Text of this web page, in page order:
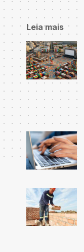
Leia mais